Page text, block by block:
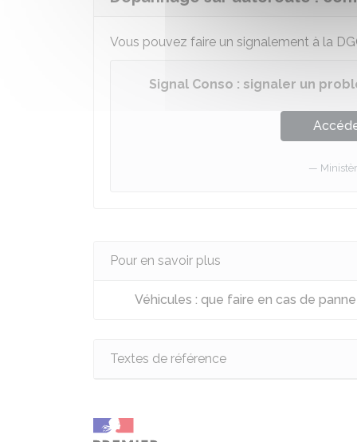
Vous pouvez faire un signalement à la
Signal Conso : signaler un
Pour en savoir plus
Véhicules : que faire en cas de
Textes de référence